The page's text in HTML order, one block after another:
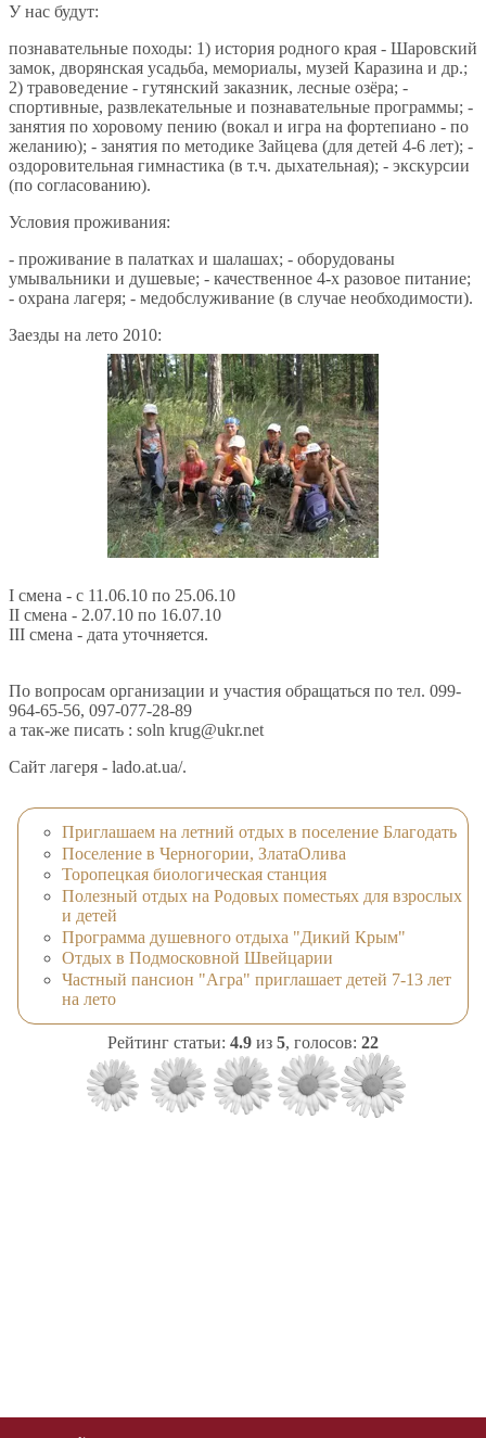
У нас будут:
познавательные походы: 1) история родного края - Шаровский
замок, дворянская усадьба, мемориалы, музей Каразина и др.;
2) травоведение - гутянский заказник, лесные озёра; -
спортивные, развлекательные и познавательные программы; -
занятия по хоровому пению (вокал и игра на фортепиано - по
желанию); - занятия по методике Зайцева (для детей 4-6 лет); -
оздоровительная гимнастика (в т.ч. дыхательная); - экскурсии
(по согласованию).
Условия проживания:
- проживание в палатках и шалашах; - оборудованы
умывальники и душевые; - качественное 4-х разовое питание;
- охрана лагеря; - медобслуживание (в случае необходимости).
Заезды на лето 2010:
I смена - с 11.06.10 по 25.06.10
II смена - 2.07.10 по 16.07.10
III смена - дата уточняется.
По вопросам организации и участия обращаться по тел. 099-
964-65-56, 097-077-28-89
а так-же писать : soln krug@ukr.net
Сайт лагеря - lado.at.ua/.
Приглашаем на летний отдых в поселение Благодать
Поселение в Черногории, ЗлатаОлива
Торопецкая биологическая станция
Полезный отдых на Родовых поместьях для взрослых
и детей
Программа душевного отдыха "Дикий Крым"
Отдых в Подмосковной Швейцарии
Частный пансион "Агра" приглашает детей 7-13 лет
на лето
Рейтинг статьи: 4.9 из 5, голосов: 22